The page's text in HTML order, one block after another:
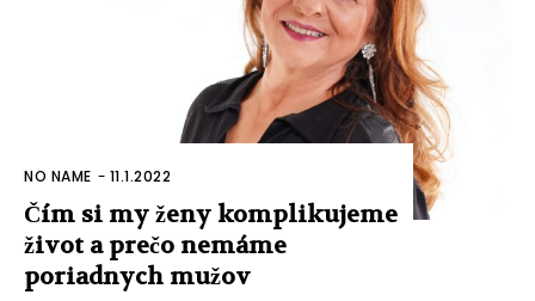
NO NAME - 11.1.2022
Čím si my ženy komplikujeme
život a prečo nemáme
poriadnych mužov